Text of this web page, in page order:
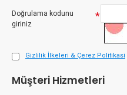
Doğrulama kodunu
giriniz
Gizlilik İlkeleri & Çerez Politikasi
Müşteri Hizmetleri